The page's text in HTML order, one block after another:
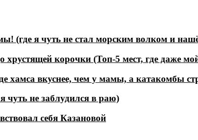
(где я чуть не стал морским волком и
корочки (Топ-5 мест, где даже
вкуснее, чем у мамы, а катакомбы
не заблудился в раю)
себя Казановой